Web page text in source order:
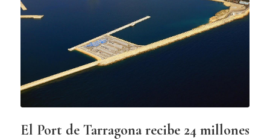
El Port de Tarragona recibe 24 millones